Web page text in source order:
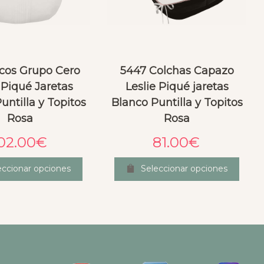
Grupo Cero
Jaretas
y Topitos
Rosa
€
opciones
5447 Colchas Capazo
Leslie Piqué jaretas
Blanco Puntilla y Topitos
Rosa
81.00€
Seleccionar opciones